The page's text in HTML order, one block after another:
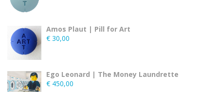
Amos Plaut | Pill for Art
€ 30,00
Ego Leonard | The Money Laundrette
€ 450,00